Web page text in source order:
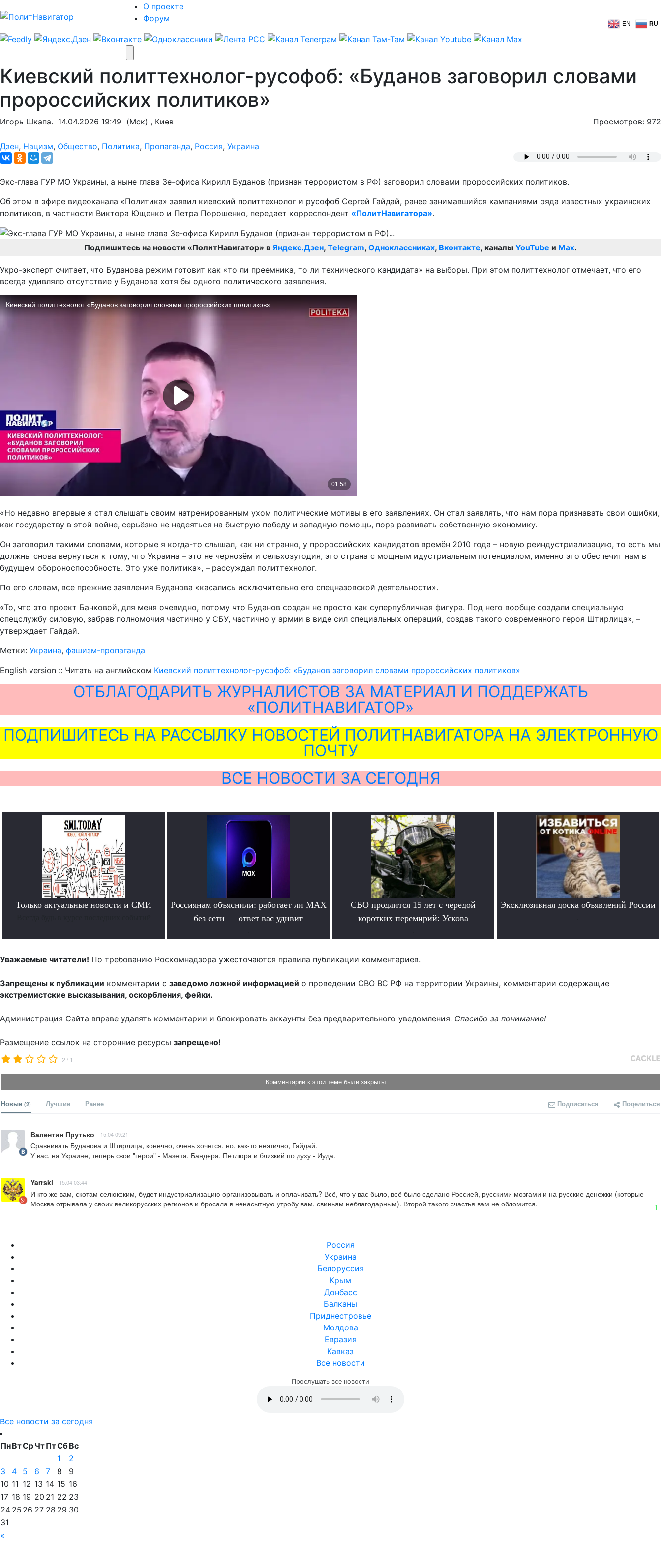
О проекте
Форум
EN RU
Киевский политтехнолог-русофоб: «Буданов заговорил словами
пророссийских политиков»
Игорь Шкапа. 14.04.2026 19:49 (Мск) , Киев Просмотров: 972
Дзен, Нацизм, Общество, Политика, Пропаганда, Россия, Украина
Экс-глава ГУР МО Украины, а ныне глава Зе-офиса Кирилл Буданов (признан террористом в РФ) заговорил словами пророссийских политиков.
Об этом в эфире видеоканала «Политика» заявил киевский политтехнолог и русофоб Сергей Гайдай, ранее занимавшийся кампаниями ряда известных украинских
политиков, в частности Виктора Ющенко и Петра Порошенко, передает корреспондент «ПолитНавигатора».
Подпишитесь на новости «ПолитНавигатор» в Яндекс.Дзен, Telegram, Одноклассниках, Вконтакте, каналы YouTube и Max.
Укро-эксперт считает, что Буданова режим готовит как «то ли преемника, то ли технического кандидата» на выборы. При этом политтехнолог отмечает, что его
всегда удивляло отсутствие у Буданова хотя бы одного политического заявления.
«Но недавно впервые я стал слышать своим натренированным ухом политические мотивы в его заявлениях. Он стал заявлять, что нам пора признавать свои ошибки,
как государству в этой войне, серьёзно не надеяться на быструю победу и западную помощь, пора развивать собственную экономику.
Он заговорил такими словами, которые я когда-то слышал, как ни странно, у пророссийских кандидатов времён 2010 года – новую реиндустриализацию, то есть мы
должны снова вернуться к тому, что Украина – это не чернозём и сельхозугодия, это страна с мощным идустриальным потенциалом, именно это обеспечит нам в
будущем обороноспособность. Это уже политика», – рассуждал политтехнолог.
По его словам, все прежние заявления Буданова «касались исключительно его спецназовской деятельности».
«То, что это проект Банковой, для меня очевидно, потому что Буданов создан не просто как суперпубличная фигура. Под него вообще создали специальную
спецслужбу силовую, забрав полномочия частично у СБУ, частично у армии в виде сил специальных операций, создав такого современного героя Штирлица», –
утверждает Гайдай.
Метки: Украина, фашизм-пропаганда
English version :: Читать на английском Киевский политтехнолог-русофоб: «Буданов заговорил словами пророссийских политиков»
ОТБЛАГОДАРИТЬ ЖУРНАЛИСТОВ ЗА МАТЕРИАЛ И ПОДДЕРЖАТЬ
«ПОЛИТНАВИГАТОР»
ПОДПИШИТЕСЬ НА РАССЫЛКУ НОВОСТЕЙ ПОЛИТНАВИГАТОРА НА ЭЛЕКТРОННУЮ
ПОЧТУ
ВСЕ НОВОСТИ ЗА СЕГОДНЯ
Только актуальные новости и СМИ
Россиянам объяснили: работает ли MAX
без сети — ответ вас удивит
СВО продлится 15 лет с чередой
коротких перемирий: Ускова
Эксклюзивная доска объявлений России
Уважаемые читатели! По требованию Роскомнадзора ужесточаются правила публикации комментариев.
Запрещены к публикации комментарии с заведомо ложной информацией о проведении СВО ВС РФ на территории Украины, комментарии содержащие
экстремистские высказывания, оскорбления, фейки.
Администрация Сайта вправе удалять комментарии и блокировать аккаунты без предварительного уведомления. Спасибо за понимание!
Размещение ссылок на сторонние ресурсы запрещено!
2 / 1
Комментарии к этой теме были закрыты
Новые (2) Лучшие Ранее Подписаться Поделиться
Валентин Прутько 15.04 09:21
Сравнивать Буданова и Штирлица, конечно, очень хочется, но, как-то неэтично, Гайдай.
У вас, на Украине, теперь свои "герои" - Мазепа, Бандера, Петлюра и близкий по духу - Иуда.
Yarrski 15.04 03:44
И кто же вам, скотам селюкским, будет индустриализацию организовывать и оплачивать? Всё, что у вас было, всё было сделано Россией, русскими мозгами и на русские денежки (которые
Москва отрывала у своих великорусских регионов и бросала в ненасытную утробу вам, свиньям неблагодарным). Второй такого счастья вам не обломится.
1
Россия
Украина
Белоруссия
Крым
Донбасс
Балканы
Приднестровье
Молдова
Евразия
Кавказ
Все новости
Прослушать все новости
Все новости за сегодня
ПнВтСрЧтПтСбВс
«
1
2
3
4 5 6 7 8
9
10 11 12 13 14 15 16
17 18 19 20 21 22 23
24 25 26 27 28 29 30
31